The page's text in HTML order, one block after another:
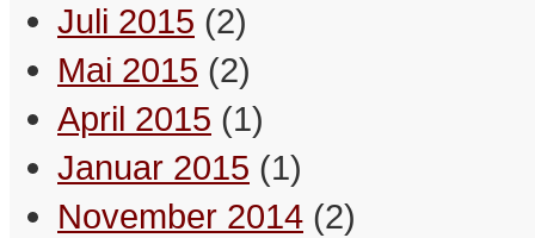
Juli 2015 (2)
Mai 2015 (2)
April 2015 (1)
Januar 2015 (1)
November 2014 (2)